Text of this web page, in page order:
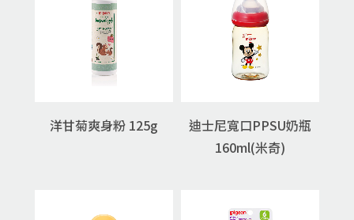
洋甘菊爽身粉 125g
迪士尼寬口PPSU奶瓶
160ml(米奇)